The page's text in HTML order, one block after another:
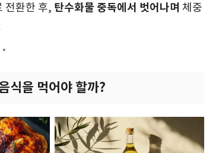
전환한 후, 탄수화물 중독에서 벗어나며 체중
식을 먹어야 할까?